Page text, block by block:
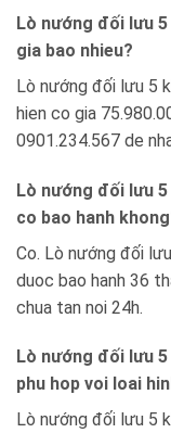
Lò nướng đối lưu
gia bao nhieu?
Lò nướng đối lưu 5
hien co gia
0901.234.567 de
Lò nướng đối lưu
co bao hanh
Co. Lò nướng đối
duoc bao hanh 36
chua tan noi 24h.
Lò nướng đối lưu
phu hop voi loai
Lò nướng đối lưu 5